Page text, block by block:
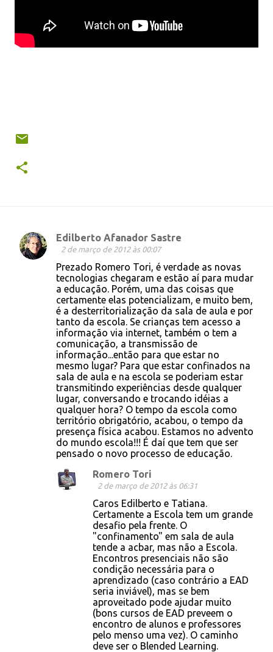
C
Edilberto Afanador Sastre
2 de março de 2012 às 00:07
Prezado Romero Tori, é verdade as novas
tecnologias chegaram e estão aí para mudar
a educação. Porém, uma das coisas que
certamente elas potencializam, e muito bem,
é a desterritorialização da sala de aula e por
tanto da escola. Se crianças tem acesso a
informação via internet, também o tem a
comunicação, a transmissão de
informação...então para que estar no
mesmo lugar? Para que estar confinados na
sala de aula e na escola se poderiam estar
transmitindo experiências desde qualquer
lugar, conversando e trocando idéias a
qualquer hora? O tempo da escola como
território obrigatório, acabou, o tempo da
presença física acabou. Estamos no advento
do mundo escola!!! É daí que tem que ser
pensado o novo processo de educação.
Romero Tori
2 de março de 2012 às 06:31
Caros Edilberto e Tatiana.
Certamente a Escola tem um grande
desafio pela frente. O
"confinamento" em sala de aula
tende a acbar, mas não a Escola.
Encontros presenciais não são
condição necessária para o
aprendizado (caso contrário a EAD
seria inviável), mas se bem
aproveitado pode ajudar muito
(bons cursos de EAD preveem o
encontro de alunos e professores
pelo menso uma vez). O caminho
deve ser o Blended Learning.